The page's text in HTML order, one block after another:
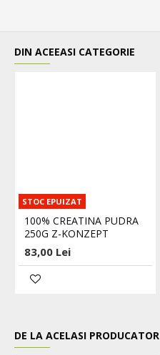
DIN ACEEASI CATEGORIE
STOC EPUIZAT
100% CREATINA PUDRA
250G Z-KONZEPT
83,00 Lei
DE LA ACELASI PRODUCATOR